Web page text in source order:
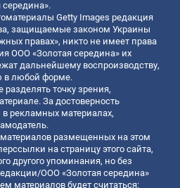
Getty Images редакция
защищаемые законом Украины
правах», никто не имеет права
ООО «Золотая середина» их
дальнейшему воспроизводству,
в любой форме.
точку зрения,
За достоверность
рекламных материалах,
размещенных на этом
на страницу этого сайта,
другого упоминания, но без
ООО «Золотая середина»
материалов будет считаться: